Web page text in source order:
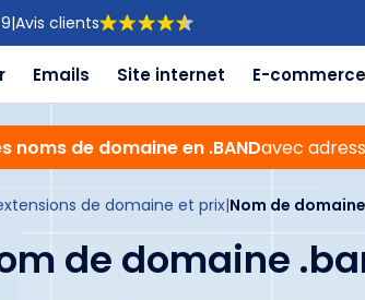
|Avis clients
Emails Site internet E-commerce
noms de domaine en .BANDavec
de domaine et prix|Nom de
de domaine